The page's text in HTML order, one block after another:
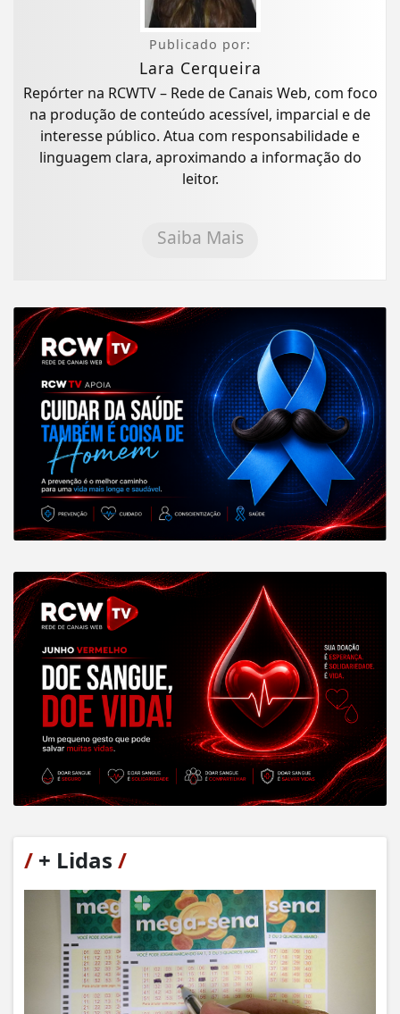
Publicado por:
Lara Cerqueira
Repórter na RCWTV – Rede de Canais Web, com foco
na produção de conteúdo acessível, imparcial e de
interesse público. Atua com responsabilidade e
linguagem clara, aproximando a informação do
leitor.
Saiba Mais
/ + Lidas /